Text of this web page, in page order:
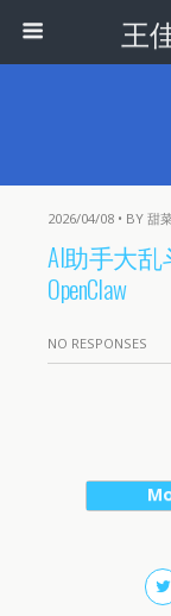
王
2026/04/08 • BY 甜
AI助手大乱
OpenClaw
NO RESPONSES